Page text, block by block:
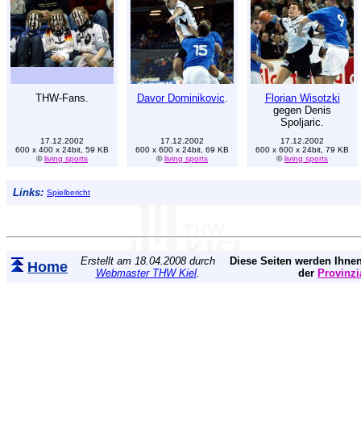
THW-Fans. Davor Dominikovic.
Florian Wisotzki
gegen Denis
Spoljaric.
17.12.2002
600 x 400 x 24bit, 59 KB
©living sports
17.12.2002
600 x 600 x 24bit, 69 KB
©living sports
17.12.2002
600 x 600 x 24bit, 79 KB
©living sports
Links: Spielbericht
Home
Erstellt am 18.04.2008 durch
Webmaster THW Kiel.
Diese Seiten werden
der